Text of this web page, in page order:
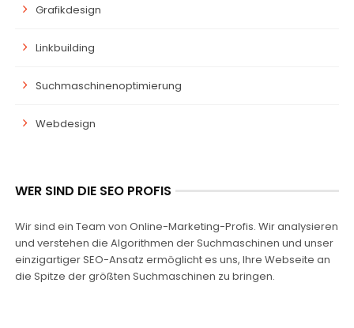
Grafikdesign
Linkbuilding
Suchmaschinenoptimierung
Webdesign
WER SIND DIE SEO PROFIS
Wir sind ein Team von Online-Marketing-Profis. Wir analysieren
und verstehen die Algorithmen der Suchmaschinen und unser
einzigartiger SEO-Ansatz ermöglicht es uns, Ihre Webseite an
die Spitze der größten Suchmaschinen zu bringen.